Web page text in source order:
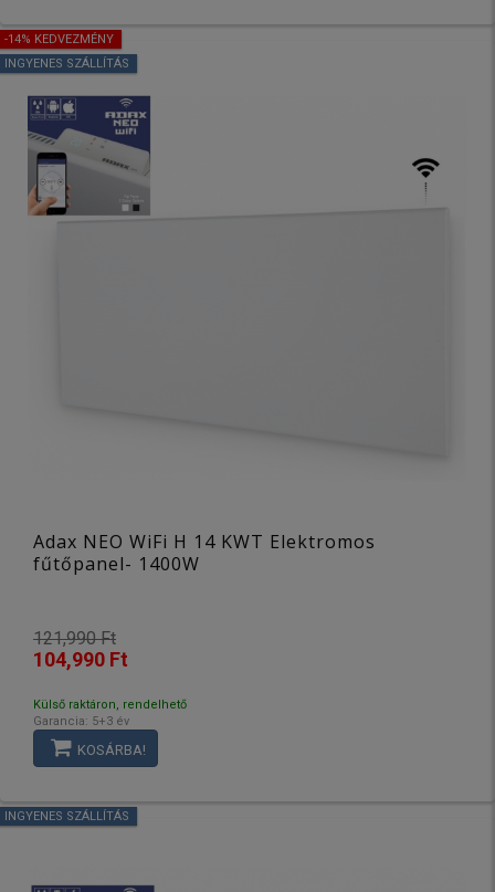
-14% KEDVEZMÉNY
INGYENES SZÁLLÍTÁS
Adax NEO WiFi H 14 KWT Elektromos
fűtőpanel- 1400W
121,990 Ft
104,990 Ft
Külső raktáron, rendelhető
Garancia: 5+3 év
KOSÁRBA!
INGYENES SZÁLLÍTÁS